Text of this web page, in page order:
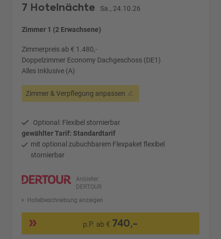
7 Hotelnächte Sa., 24.10.26
Zimmer 1 (2 Erwachsene)
Zimmerpreis ab € 1.480,-
Doppelzimmer Economy Dachgeschoss (DE1)
Alles Inklusive (A)
Zimmer & Verpflegung anpassen
Optional: Flexibel stornierbar
gewählter Tarif: Standardtarif
mit optional zubuchbarem Flexpaket flexibel
stornierbar
Anbieter:
DERTOUR
Hotelbeschreibung anzeigen
p.P. ab € 740,-